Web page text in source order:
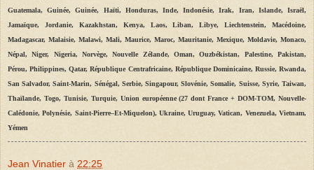
Guatemala, Guinée, Guinée, Haïti, Honduras, Inde, Indonésie, Irak, Iran, Islande, Israël,
Jamaïque, Jordanie, Kazakhstan, Kenya, Laos, Liban, Libye, Liechtenstein, Macédoine,
Madagascar, Malaisie, Malawi, Mali, Maurice, Maroc, Mauritanie, Mexique, Moldavie, Monaco,
Népal, Niger, Nigeria, Norvège, Nouvelle Zélande, Oman, Ouzbékistan, Palestine, Pakistan,
Pérou, Philippines, Qatar, République Centrafricaine, République Dominicaine, Russie, Rwanda,
San Salvador, Saint-Marin, Sénégal, Serbie, Singapour, Slovénie, Somalie, Suisse, Syrie, Taiwan,
Thaïlande, Togo, Tunisie, Turquie, Union européenne (27 dont France + DOM-TOM, Nouvelle-
Calédonie, Polynésie, Saint-Pierre–Et-Miquelon), Ukraine, Uruguay, Vatican, Venezuela, Vietnam,
Yémen
Jean Vinatier à 22:25